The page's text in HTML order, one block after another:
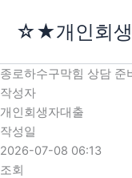
로
건
너
뛰
기
☆★개인회
종로하수구막힘 상담
작성자
개인회생자대출
작성일
2026-07-08 06:13
조회